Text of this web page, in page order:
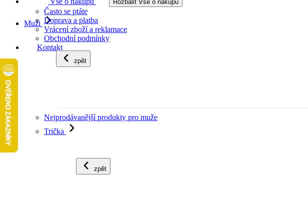
Rozbalit Vše o nákupu
Často se ptáte
Doprava a platba
Vrácení zboží a reklamace
Obchodní podmínky
Kontakt
Muži
zpět
Nejprodávanější produkty pro muže
Trička
zpět